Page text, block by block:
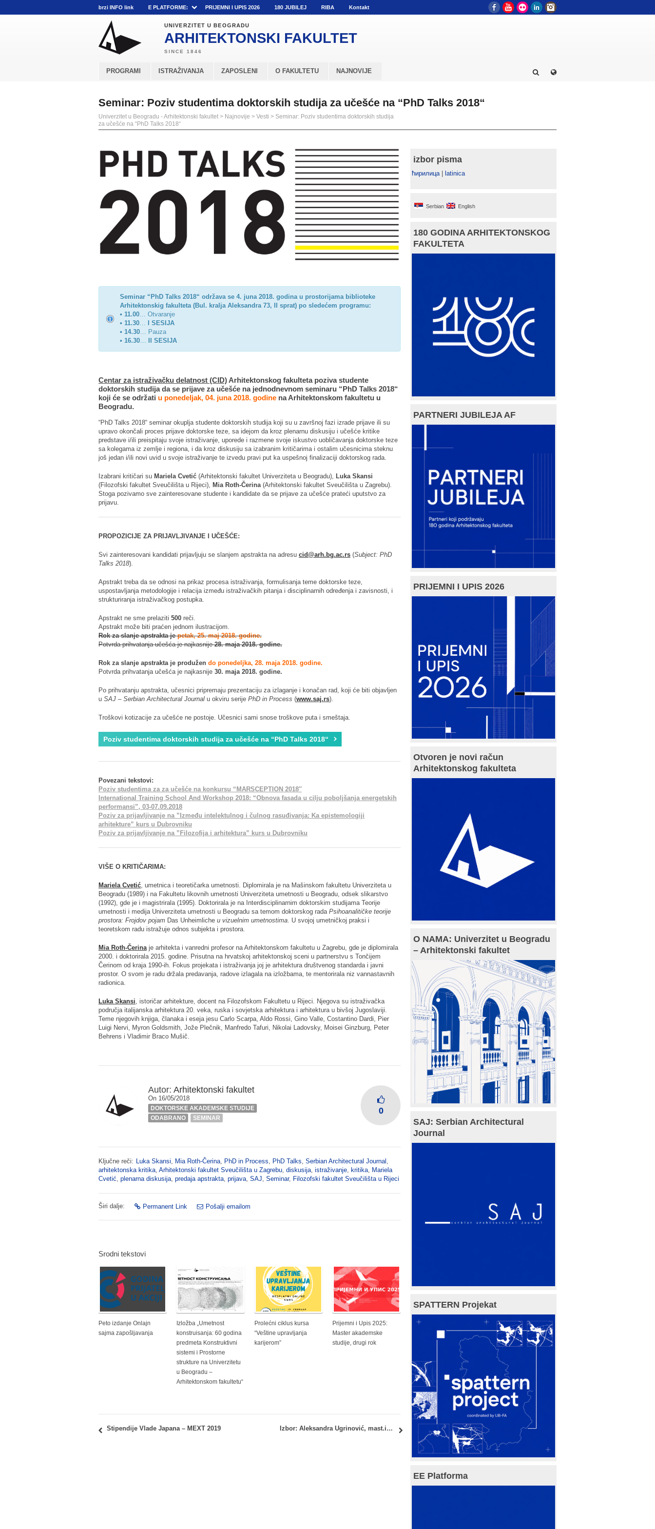
brzi INFO link E PLATFORME: PRIJEMNI I UPIS 2026 180 JUBILEJ RIBA Kontakt FacebookYouTube
Flickr LinkedIn
UNIVERZITET U BEOGRADU
ARHITEKTONSKI FAKULTET
PROGRAMI ISTRAŽIVANJA ZAPOSLENI O FAKULTETU NAJNOVIJE
Seminar: Poziv studentima doktorskih studija za učešće na “PhD Talks 2018“
Univerzitet u Beogradu - Arhitektonski fakultet > Najnovije > Vesti > Seminar: Poziv studentima doktorskih studija
za učešće na “PhD Talks 2018“
Seminar “PhD Talks 2018“ održava se 4. juna 2018. godina u prostorijama biblioteke
Arhitektonskig fakulteta (Bul. kralja Aleksandra 73, II sprat) po sledećem programu:
• 11.00 … Otvaranje
• 11.30
I SESIJA
• 14.30 … Pauza
• 16.30 II SESIJA
Centar za istraživačku delatnost (CID) Arhitektonskog fakulteta poziva studente
doktorskih studija da se prijave za učešće na jednodnevnom seminaru “PhD Talks 2018“
koji će se održati u ponedeljak, 04. juna 2018. godine na Arhitektonskom fakultetu u
Beogradu.
“PhD Talks 2018“ seminar okuplja studente doktorskih studija koji su u završnoj fazi izrade prijave ili su
upravo okončali proces prijave doktorske teze, sa idejom da kroz plenarnu diskusiju i učešće kritike
predstave i/ili preispitaju svoje istraživanje, uporede i razmene svoje iskustvo uobličavanja doktorske teze
sa kolegama iz zemlje i regiona, i da kroz diskusiju sa izabranim kritičarima i ostalim učesnicima steknu
još jedan i/ili novi uvid u svoje istraživanje te izvedu pravi put ka uspešnoj finalizaciji doktorskog rada.
Izabrani kritičari su Mariela Cvetić (Arhitektonski fakultet Univerziteta u Beogradu),
Luka Skansi
(Filozofski fakultet Sveučilišta u Rijeci),
Mia Roth-Čerina (Arhitektonski fakultet Sveučilišta u Zagrebu).
Stoga pozivamo sve zainteresovane studente i kandidate da se prijave za učešće prateći uputstvo za
prijavu.
PROPOZICIJE ZA PRIJAVLJIVANJE I UČEŠĆE:
Svi zainteresovani kandidati prijavljuju se slanjem apstrakta na adresu cid@arh.bg.ac.rs (Subject: PhD
Talks 2018).
Apstrakt treba da se odnosi na prikaz procesa istraživanja, formulisanja teme doktorske teze,
uspostavljanja metodologije i relacija između istraživačkih pitanja i disciplinarnih određenja i zavisnosti, i
strukturiranja istraživačkog postupka.
Apstrakt ne sme prelaziti 500 reči.
Apstrakt može biti praćen jednom ilustracijom.
Rok za slanje apstrakta jepetak, 25. maj 2018. godine.
Potvrda prihvatanja učešća je najkasnije28. maja 2018. godine.
Rok za slanje apstrakta je produžen do ponedeljka, 28. maja 2018. godine.
Potvrda prihvatanja učešća je najkasnije 30. maja 2018. godine.
Po prihvatanju apstrakta, učesnici pripremaju prezentaciju za izlaganje i konačan rad, koji će biti objavljen
u SAJ – Serbian Architectural Journal u okviru serije PhD in Process (www.saj.rs).
Troškovi kotizacije za učešće ne postoje. Učesnici sami snose troškove puta i smeštaja.
Poziv studentima doktorskih studija za učešće na “PhD Talks 2018“
Povezani tekstovi:
Poziv studentima za za učešće na konkursu “MARSCEPTION 2018″
International Training School And Workshop 2018: “Obnova fasada u cilju poboljšanja energetskih
performansi”, 03-07.09.2018
Poziv za prijavljivanje na ”Između intelektulnog i čulnog rasuđivanja: Ka epistemologiji
arhitekture” kurs u Dubrovniku
Poziv za prijavljivanje na ”Filozofija i arhitektura” kurs u Dubrovniku
VIŠE O KRITIČARIMA:
Mariela Cvetić , umetnica i teoretičarka umetnosti. Diplomirala je na Mašinskom fakultetu Univerziteta u
Beogradu (1989) i na Fakultetu likovnih umetnosti Univerziteta umetnosti u Beogradu, odsek slikarstvo
(1992), gde je i magistrirala (1995). Doktorirala je na Interdisciplinarnim doktorskim studijama Teorije
umetnosti i medija Univerziteta umetnosti u Beogradu sa temom doktorskog rada Psihoanalitičke teorije
prostora: Frojdov pojam Das Unheimliche u vizuelnim umetnostima . U svojoj umetničkoj praksi i
teoretskom radu istražuje odnos subjekta i prostora.
Mia Roth-Čerina je arhitekta i vanredni profesor na Arhitektonskom fakultetu u Zagrebu, gde je diplomirala
2000. i doktorirala 2015. godine. Prisutna na hrvatskoj arhitektonskoj sceni u partnerstvu s Tončijem
Čerinom od kraja 1990-ih. Fokus projekata i istraživanja joj je arhitektura društvenog standarda i javni
prostor. O svom je radu držala predavanja, radove izlagala na izložbama, te mentorirala niz vannastavnih
radionica.
Luka Skansi , istoričar arhitekture, docent na Filozofskom Fakultetu u Rijeci. Njegova su istraživačka
područja italijanska arhitektura 20. veka, ruska i sovjetska arhitektura i arhitektura u bivšoj Jugoslaviji.
Teme njegovih knjiga, članaka i eseja jesu Carlo Scarpa, Aldo Rossi, Gino Valle, Costantino Dardi, Pier
Luigi Nervi, Myron Goldsmith, Jože Plečnik, Manfredo Tafuri, Nikolai Ladovsky, Moisei Ginzburg, Peter
Behrens i Vladimir Braco Mušič.
Autor: Arhitektonski fakultet
On 16/05/2018
DOKTORSKE AKADEMSKE STUDIJE
ODABRANO
SEMINAR
0
Ključne reči: Luka Skansi Mia Roth-Čerina PhD in Process PhD Talks Serbian Architectural Journal
arhitektonska kritika Arhitektonski fakultet Sveučilišta u Zagrebu diskusija istraživanje kritika
Mariela
Cvetić plenarna diskusija predaja apstrakta prijava SAJ Seminar, Filozofski fakultet Sveučilišta u Rijeci
Širi dalje: Permanent Link Pošalji emailom
Srodni tekstovi
Peto izdanje Onlajn
sajma zapošljavanja
Izložba „Umetnost
konstruisanja: 60 godina
predmeta Konstruktivni
sistemi i Prostorne
strukture na Univerzitetu
u Beogradu –
Arhitektonskom fakultetu“
Prolećni ciklus kursa
“Veštine upravljanja
karijerom”
Prijemni i Upis 2025:
Master akademske
studije, drugi rok
Stipendije Vlade Japana – MEXT 2019 Izbor: Aleksandra Ugrinović, mast.inž.arh.
izbor pisma
ћирилица| latinica
Serbian English
180 GODINA ARHITEKTONSKOG
FAKULTETA
PARTNERI JUBILEJA AF
PRIJEMNI I UPIS 2026
Otvoren je novi račun
Arhitektonskog fakulteta
O NAMA: Univerzitet u Beogradu
– Arhitektonski fakultet
SAJ: Serbian Architectural
Journal
SPATTERN Projekat
EE Platforma